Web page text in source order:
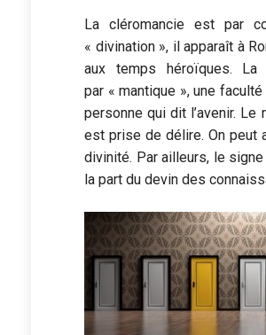
La cléromancie est par
« divination », il apparaît à
aux temps héroïques.
par « mantique », une faculté
personne qui dit l’avenir.
est prise de délire. On peut
divinité. Par ailleurs, le
la part du devin des